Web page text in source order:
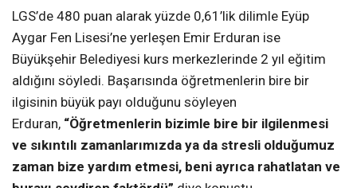
LGS’de 480 puan alarak yüzde 0,61’lik dilimle Eyüp
Aygar Fen Lisesi’ne yerleşen Emir Erduran ise
Büyükşehir Belediyesi kurs merkezlerinde 2 yıl eğitim
aldığını söyledi. Başarısında öğretmenlerin bire bir
ilgisinin büyük payı olduğunu söyleyen
Erduran, “Öğretmenlerin bizimle bire bir ilgilenmesi
ve sıkıntılı zamanlarımızda ya da stresli olduğumuz
zaman bize yardım etmesi, beni ayrıca rahatlatan ve